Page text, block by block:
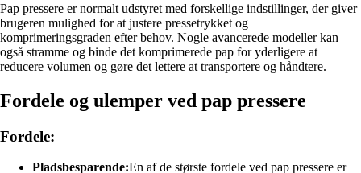
Pap pressere er normalt udstyret med forskellige indstillinger, der giver
brugeren mulighed for at justere pressetrykket og
komprimeringsgraden efter behov. Nogle avancerede modeller kan
også stramme og binde det komprimerede pap for yderligere at
reducere volumen og gøre det lettere at transportere og håndtere.
Fordele og ulemper ved pap pressere
Fordele:
Pladsbesparende:En af de største fordele ved pap pressere er